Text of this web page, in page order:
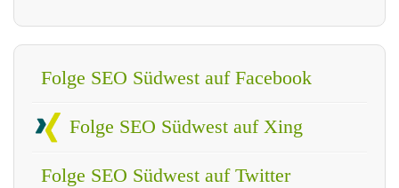
Folge SEO Südwest auf Facebook
Folge SEO Südwest auf Xing
Folge SEO Südwest auf Twitter